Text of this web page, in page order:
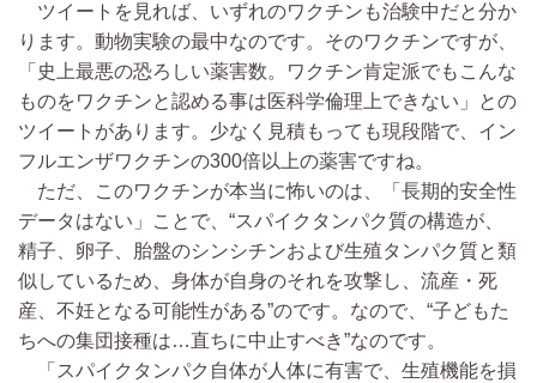
ツイートを見れば、いずれのワクチンも治験中だと分か
ります。動物実験の最中なのです。そのワクチンですが、
「史上最悪の恐ろしい薬害数。ワクチン肯定派でもこんな
ものをワクチンと認める事は医科学倫理上できない」との
ツイートがあります。少なく見積もっても現段階で、イン
フルエンザワクチンの300倍以上の薬害ですね。
ただ、このワクチンが本当に怖いのは、「長期的安全性
データはない」ことで、“スパイクタンパク質の構造が、
精子、卵子、胎盤のシンシチンおよび生殖タンパク質と類
似しているため、身体が自身のそれを攻撃し、流産・死
産、不妊となる可能性がある”のです。なので、“子どもた
ちへの集団接種は…直ちに中止すべき”なのです。
「スパイクタンパク自体が人体に有害で、生殖機能を損